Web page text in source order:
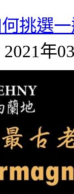
挑選
2021年